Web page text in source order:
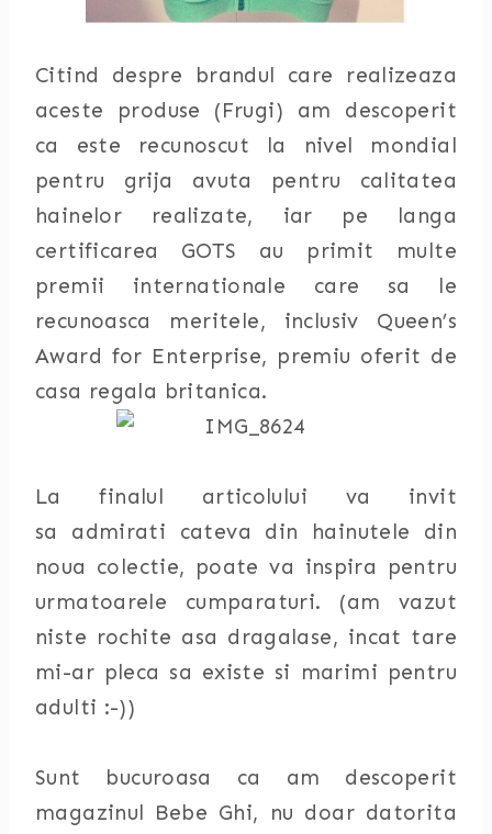
Citind despre brandul care realizeaza
aceste produse (Frugi) am descoperit
ca este recunoscut la nivel mondial
pentru grija avuta pentru calitatea
hainelor realizate, iar pe langa
certificarea GOTS au primit multe
premii internationale care sa le
recunoasca meritele, inclusiv Queen’s
Award for Enterprise, premiu oferit de
casa regala britanica.
La finalul articolului va invit
sa admirati cateva din hainutele din
noua colectie, poate va inspira pentru
urmatoarele cumparaturi. (am vazut
niste rochite asa dragalase, incat tare
mi-ar pleca sa existe si marimi pentru
adulti :-))
Sunt bucuroasa ca am descoperit
magazinul Bebe Ghi, nu doar datorita